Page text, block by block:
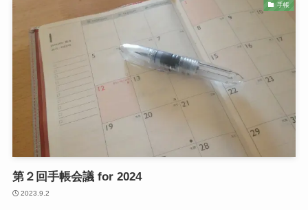
手帳
第２回手帳会議 for 2024
2023.9.2